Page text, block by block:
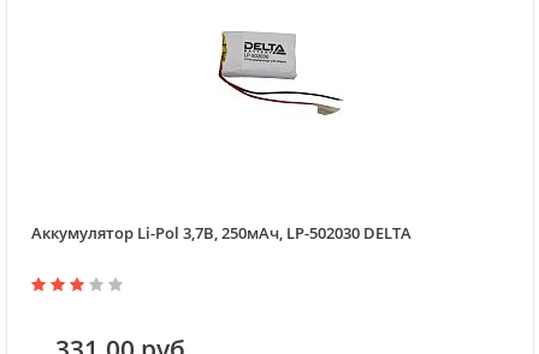
Аккумулятор Li-Pol 3,7В, 250мАч, LP-502030 DELTA